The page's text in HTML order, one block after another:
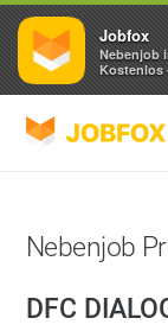
JOBFOX
Nebenjob
DFC
Jobfox
Nebenjob
Kostenlos